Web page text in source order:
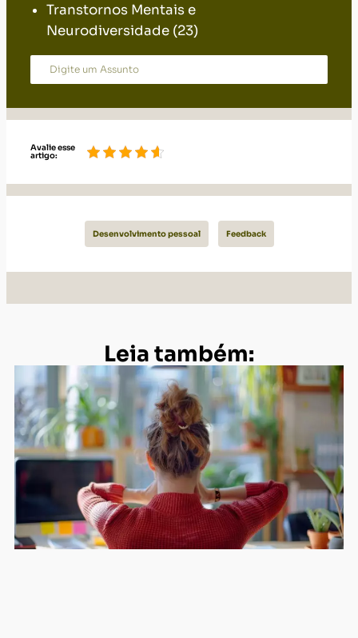
Transtornos Mentais e
Neurodiversidade (23)
Avalie esse
artigo:
Desenvolvimento pessoal Feedback
Leia também: